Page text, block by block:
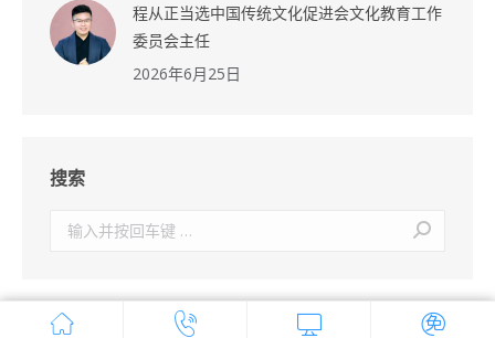
程从正当选中国传统文化促进会文化教育工作
委员会主任
2026年6月25日
搜索